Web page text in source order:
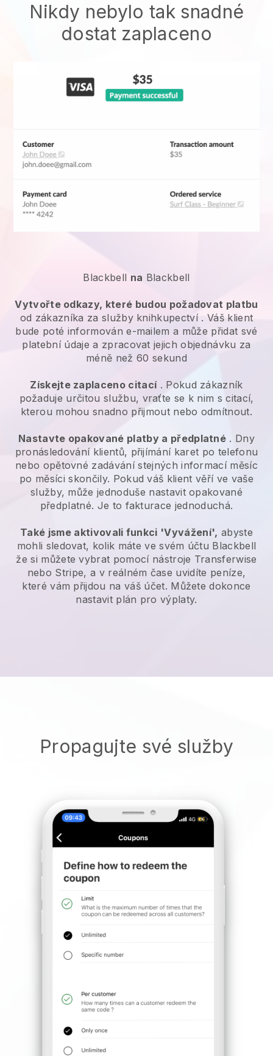
Nikdy nebylo tak snadné
dostat zaplaceno
Blackbell na Blackbell
Vytvořte odkazy, které budou požadovat platbu
od zákazníka za služby knihkupectví. Váš klient
bude poté informován e-mailem a může přidat své
platební údaje a zpracovat jejich objednávku za
méně než 60 sekund
Získejte zaplaceno citací. Pokud zákazník
požaduje určitou službu, vraťte se k nim s citací,
kterou mohou snadno přijmout nebo odmítnout.
Nastavte opakované platby a předplatné . Dny
pronásledování klientů, přijímání karet po telefonu
nebo opětovné zadávání stejných informací měsíc
po měsíci skončily. Pokud váš klient věří ve vaše
služby, může jednoduše nastavit opakované
předplatné. Je to fakturace jednoduchá.
Také jsme aktivovali funkci 'Vyvážení', abyste
mohli sledovat, kolik máte ve svém účtu Blackbell
že si můžete vybrat pomocí nástroje Transferwise
nebo Stripe, a v reálném čase uvidíte peníze,
které vám přijdou na váš účet. Můžete dokonce
nastavit plán pro výplaty.
Propagujte své služby